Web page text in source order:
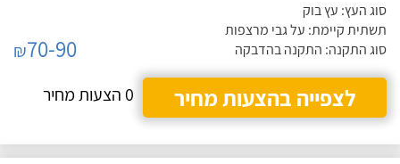
סוג העץ: עץ בוק
תשתית קיימת: על גבי מרצפות
סוג התקנה: התקנה בהדבקה
₪70-90
לצפייה בהצעות מחיר
0 הצעות מחיר